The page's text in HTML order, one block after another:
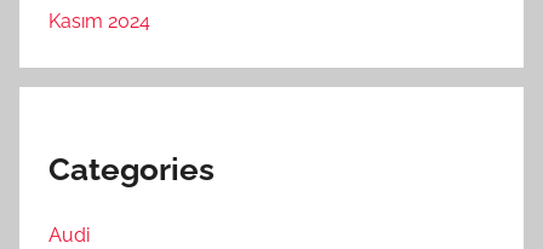
Kasım 2024
Categories
Audi